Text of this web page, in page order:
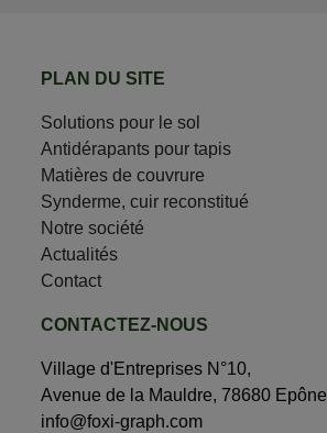
PLAN DU SITE
Solutions pour le sol
Antidérapants pour tapis
Matières de couvrure
Synderme, cuir reconstitué
Notre société
Actualités
Contact
CONTACTEZ-NOUS
Village d'Entreprises N°10,
Avenue de la Mauldre, 78680 Epône
info@foxi-graph.com